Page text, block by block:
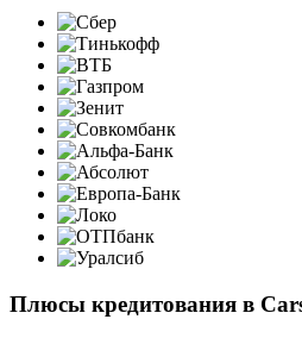
Плюсы кредитования в